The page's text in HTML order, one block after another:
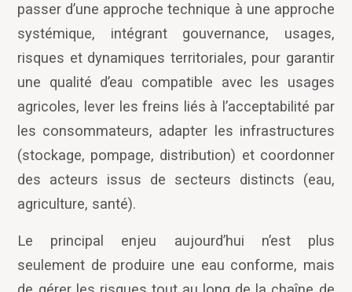
passer d’une approche technique à une approche
systémique, intégrant gouvernance, usages,
risques et dynamiques territoriales, pour garantir
une qualité d’eau compatible avec les usages
agricoles, lever les freins liés à l ’acceptabilité par
les consommateurs, adapter les infrastructures
(stockage, pompage, distribution) et coordonner
des acteurs issus de secteurs distincts (eau,
agriculture, santé).
Le principal enjeu aujourd’hui n’est plus
seulement de produire une eau conforme, mais